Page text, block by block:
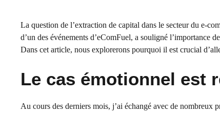
La question de l’extraction de capital dans le secteur du e-
d’un des événements d’eComFuel, a souligné l’importance
Dans cet article, nous explorerons pourquoi il est crucial
Le cas émotionnel est
Au cours des derniers mois, j’ai échangé avec de nombreux